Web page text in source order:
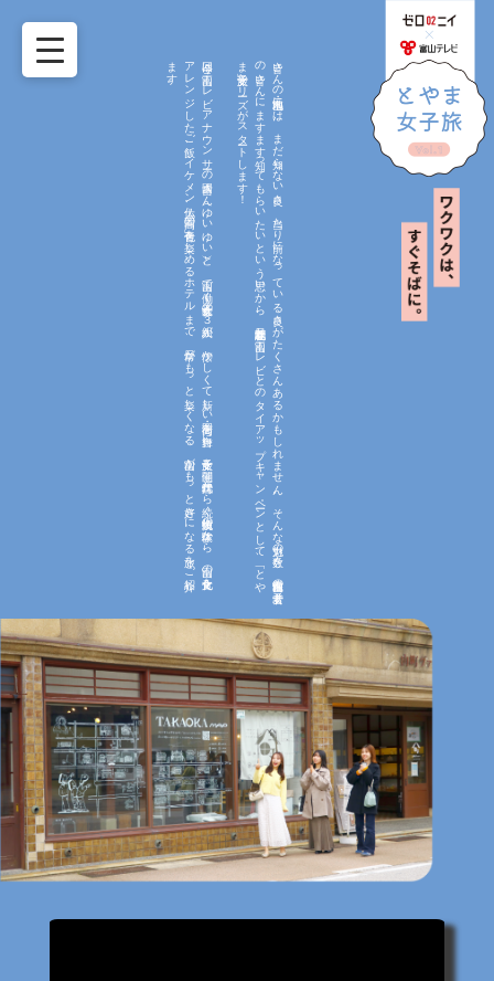
皆さ
ん
の
地元・富山に
は
、
ま
だ
知ら
な
い
良さ
、
当た
り
前に
な
っ
て
い
る
良さ
が
た
く
さ
ん
あ
る
か
も
し
れ
ま
せ
ん
。
そ
ん
な
魅力の
数々を
、
富山県内在住の
若者女子
の
皆さ
ん
に
ま
す
ま
す
知っ
て
も
ら
い
た
い
と
い
う
思い
か
ら
、
北日本新聞社と
富山テ
レ
ビ
と
の
タ
イ
ア
ッ
プ
キ
ャ
ン
ペ
ーン
と
し
て
、
「と
や
ま
女子旅」シ
リ
ーズ
が
ス
タ
ート
し
ま
す
！
今回は
富山テ
レ
ビ
ア
ナ
ウ
ン
サ
ーの
吉國さ
ん
（ゆ
い
ゆ
い
）と
、
富山で
働く
社会人女子の
３
人組が
、
懐か
し
く
て
新し
い
街・高岡を
舞台に
、
女子旅を
開催。
江戸時代か
ら
続く
伝統技術の
体験か
ら
、
富山の
食文化を
ア
レ
ン
ジ
し
た
ご
飯、
イ
ケ
メ
ン
大仏、
高岡の
色「青」を
楽し
め
る
ホ
テ
ル
ま
で
、
日常が
も
っ
と
楽し
く
な
る
、
富山が
も
っ
と
好き
に
な
る
旅を
ご
紹介し
ま
す
。